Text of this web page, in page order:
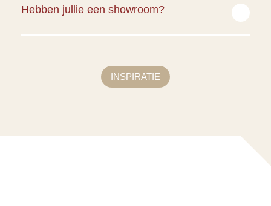
veranderingen uit en kan het trapgat daarom niet
aanpassen. We kunnen de mogelijkheden uiteraard wel
Hebben jullie een showroom?
soorten trappen, materialen en kleuropties bekijken. Om
een afspraak te maken vragen we je
contact
INSPIRATIE